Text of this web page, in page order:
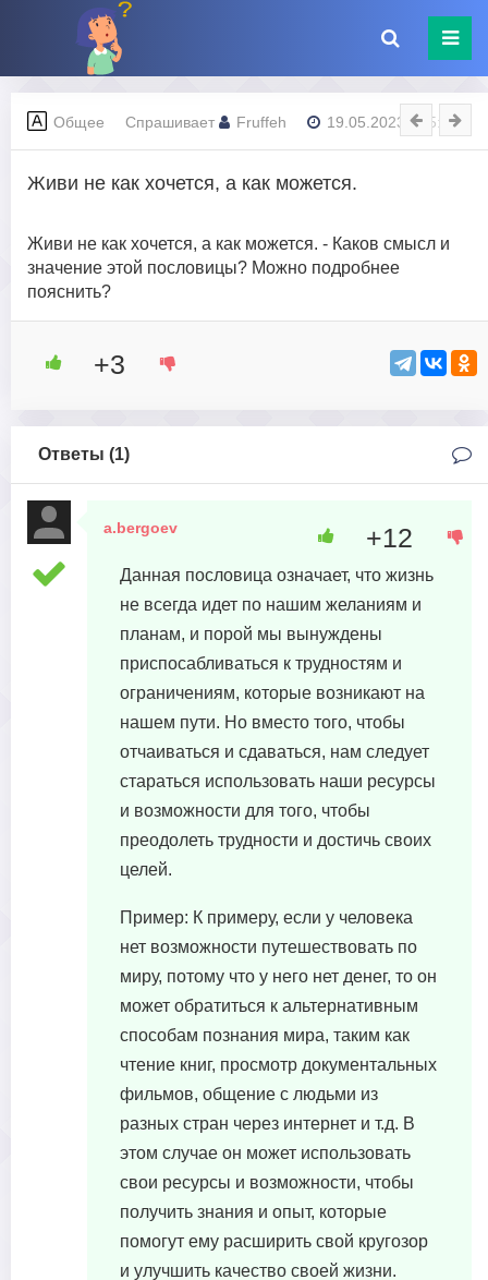
Общее Спрашивает Fruffeh 19.05.2023 - 15:14
Живи не как хочется, а как можется.
Живи не как хочется, а как можется. - Каков смысл и
значение этой пословицы? Можно подробнее
пояснить?
+3
Ответы (1)
a.bergoev
Данная пословица означает, что жизнь
не всегда идет по нашим желаниям и
планам, и порой мы вынуждены
приспосабливаться к трудностям и
ограничениям, которые возникают на
нашем пути. Но вместо того, чтобы
отчаиваться и сдаваться, нам следует
стараться использовать наши ресурсы
и возможности для того, чтобы
преодолеть трудности и достичь своих
целей.
Пример: К примеру, если у человека
нет возможности путешествовать по
миру, потому что у него нет денег, то он
может обратиться к альтернативным
способам познания мира, таким как
чтение книг, просмотр документальных
фильмов, общение с людьми из
разных стран через интернет и т.д. В
этом случае он может использовать
свои ресурсы и возможности, чтобы
получить знания и опыт, которые
помогут ему расширить свой кругозор
и улучшить качество своей жизни.
+12